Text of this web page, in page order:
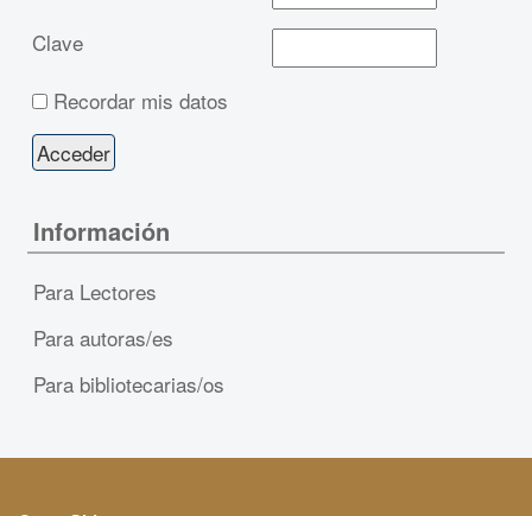
Clave
Recordar mis datos
Información
Para Lectores
Para autoras/es
Para bibliotecarias/os